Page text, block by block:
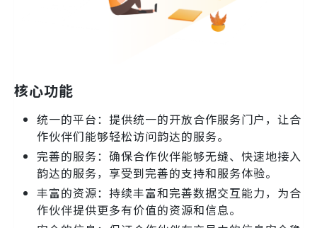
核心功能
统一的平台：提供统一的开放合作服务门户，让合
作伙伴们能够轻松访问韵达的服务。
完善的服务：确保合作伙伴能够无缝、快速地接入
韵达的服务，享受到完善的支持和服务体验。
丰富的资源：持续丰富和完善数据交互能力，为合
作伙伴提供更多有价值的资源和信息。